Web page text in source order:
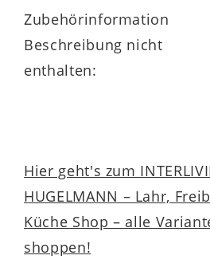
Zubehörinformation
Beschreibung nicht
enthalten:
Hier geht's zum
HUGELMANN – Lahr,
Küche Shop – alle
shoppen!